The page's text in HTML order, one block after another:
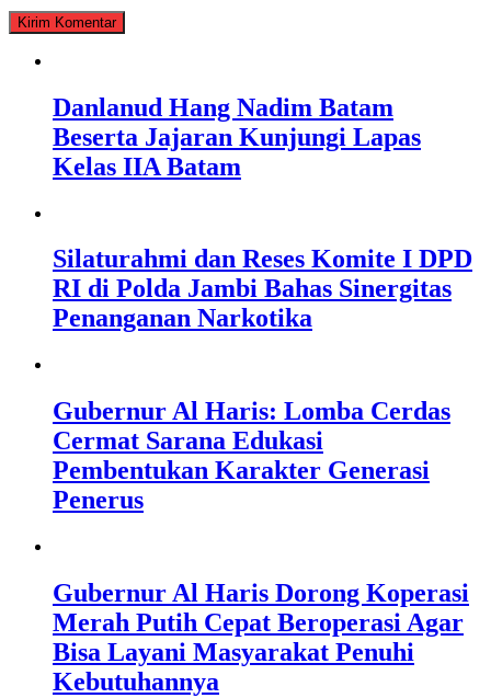
Danlanud Hang Nadim Batam
Beserta Jajaran Kunjungi Lapas
Kelas IIA Batam
Silaturahmi dan Reses Komite I DPD
RI di Polda Jambi Bahas Sinergitas
Penanganan Narkotika
Gubernur Al Haris: Lomba Cerdas
Cermat Sarana Edukasi
Pembentukan Karakter Generasi
Penerus
Gubernur Al Haris Dorong Koperasi
Merah Putih Cepat Beroperasi Agar
Bisa Layani Masyarakat Penuhi
Kebutuhannya